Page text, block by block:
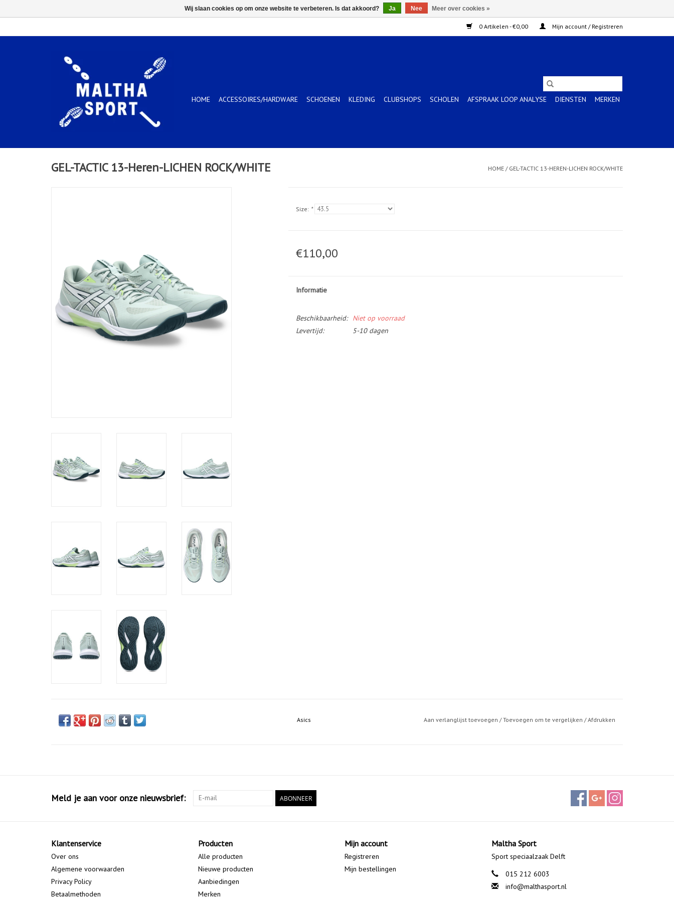
0 Artikelen - €0,00 Mijn account / Registreren
HOME ACCESSOIRES/HARDWARE SCHOENEN KLEDING CLUBSHOPS SCHOLEN AFSPRAAK LOOP ANALYSE DIENSTEN MERKEN
GEL-TACTIC 13-Heren-LICHEN ROCK/WHITE HOME / GEL-TACTIC 13-HEREN-LICHEN ROCK/WHITE
Size: *
€110,00
Informatie
Beschikbaarheid:
Niet op voorraad
Levertijd:
5-10 dagen
Asics Aan verlanglijst toevoegen /Toevoegen om te vergelijken /Afdrukken
Meld je aan voor onze nieuwsbrief: ABONNEER
Klantenservice
Over ons
Algemene voorwaarden
Privacy Policy
Betaalmethoden
Producten
Alle producten
Nieuwe producten
Aanbiedingen
Merken
Mijn account
Registreren
Mijn bestellingen
Maltha Sport
Sport speciaalzaak Delft
015 212 6003
info@malthasport.nl
Wij slaan cookies op om onze website te verbeteren. Is dat akkoord? Ja Nee Meer over cookies »